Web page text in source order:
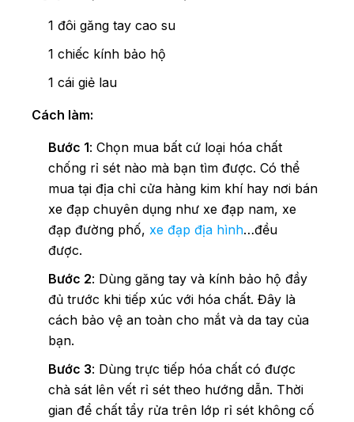
1 đôi găng tay cao su
1 chiếc kính bảo hộ
1 cái giẻ lau
Cách làm:
Bước 1: Chọn mua bất cứ loại hóa chất
chống rỉ sét nào mà bạn tìm được. Có thể
mua tại địa chỉ cửa hàng kim khí hay nơi bán
xe đạp chuyên dụng như xe đạp nam, xe
đạp đường phố, xe đạp địa hình…đều
được.
Bước 2: Dùng găng tay và kính bảo hộ đầy
đủ trước khi tiếp xúc với hóa chất. Đây là
cách bảo vệ an toàn cho mắt và da tay của
bạn.
Bước 3: Dùng trực tiếp hóa chất có được
chà sát lên vết rỉ sét theo hướng dẫn. Thời
gian để chất tẩy rửa trên lớp rỉ sét không cố